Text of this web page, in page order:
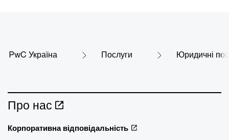
PwC Україна Послуги Юридичні
Про нас
Корпоративна відповідальність